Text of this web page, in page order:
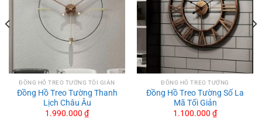
hợp để treo trong phòng khách, tạo ra một không gian
sang trọng và hiện đại. Thiết kế này mang đậm phong
cách Bắc Âu, nổi bật với sự tối giản nhưng vô cùng tinh tế.
Đồng Hồ Treo Tường Trục Dài Tinh Tế
Đồng Hồ Treo Tường Không Số Sang Trọng
Đồng Hồ Treo Tường Vòng Tròn Lịch Lãm
ĐỒNG HỒ TREO TƯỜNG TỐI GIẢN
Đồng Hồ Treo Tường Thanh
Lịch Châu Âu
1.990.000 ₫
ĐỒNG HỒ TREO TƯỜNG
Đồng Hồ Treo Tường Số La
Mã Tối Giản
1.100.000 ₫